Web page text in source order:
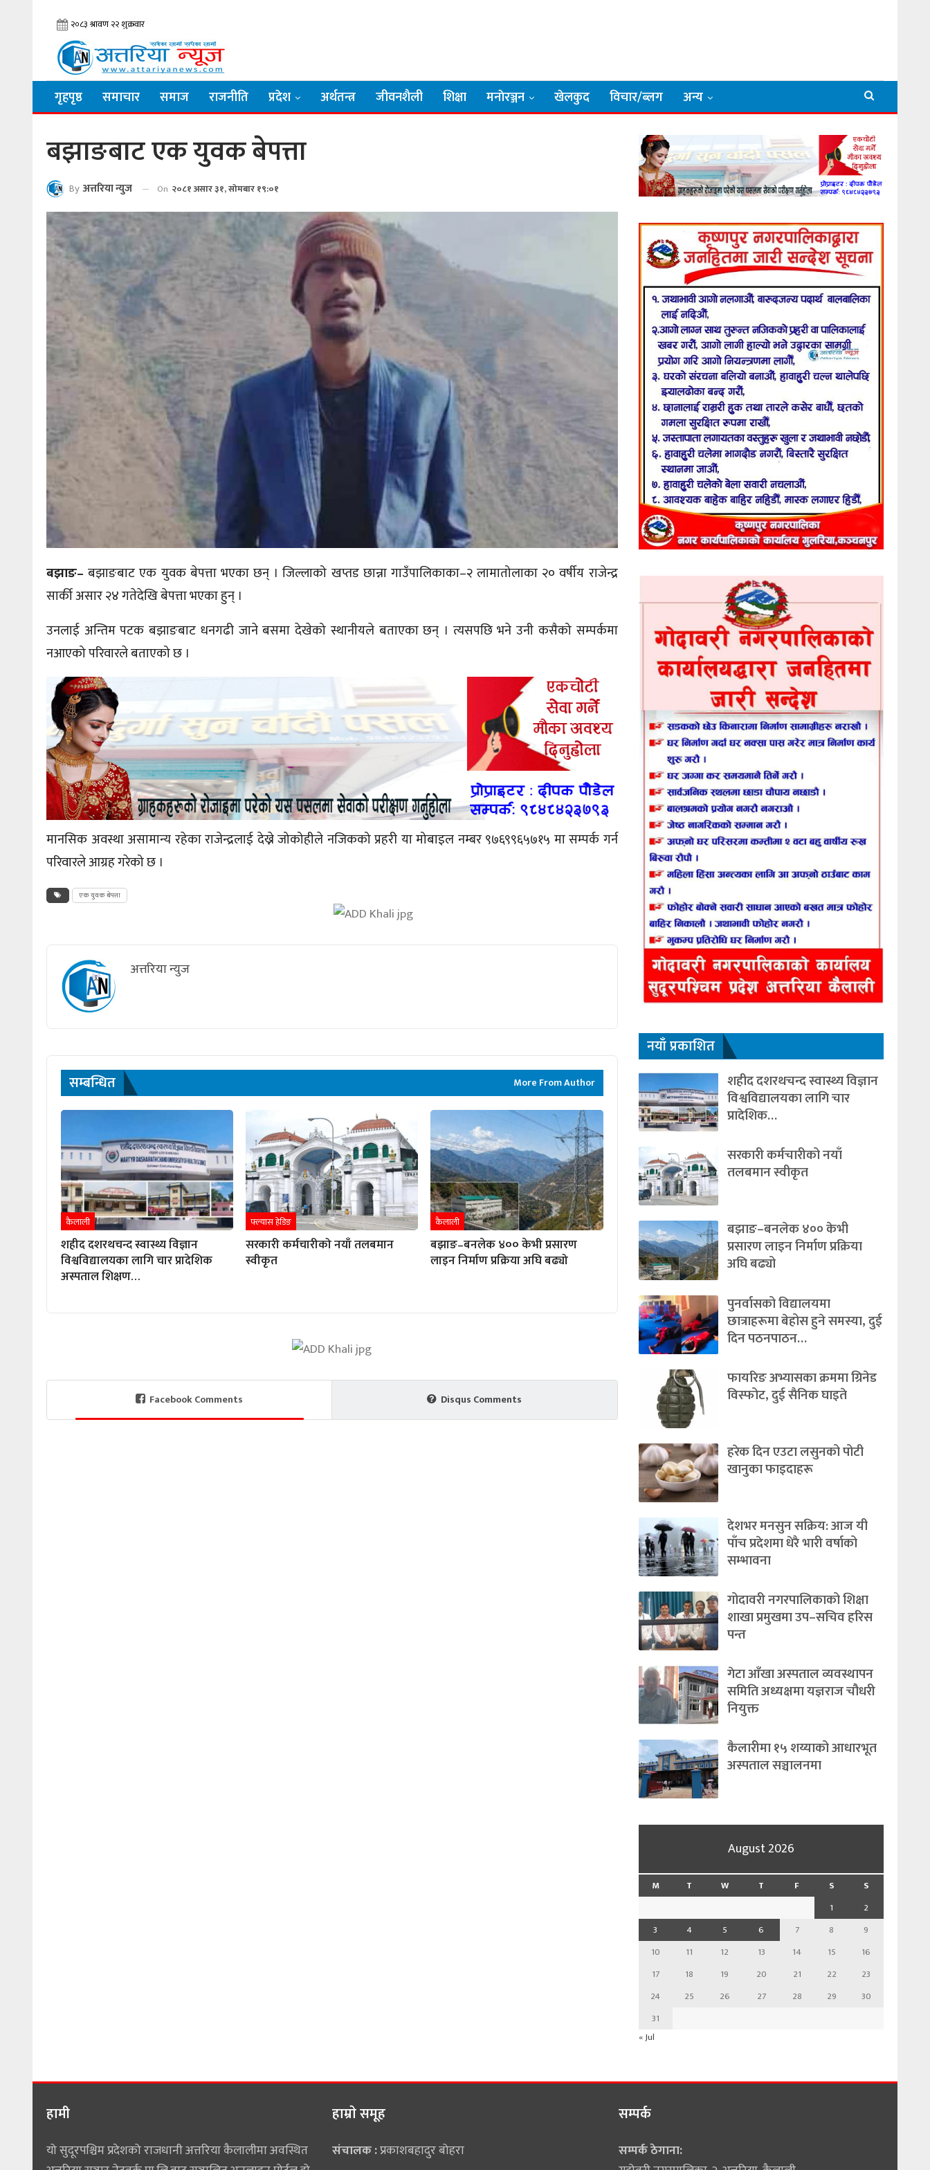
गृहपृष्ठ समाचार समाज राजनीति प्रदेश अर्थतन्त्र जीवनशैली शिक्षा मनाेरञ्जन खेलकुद विचार/ब्लग अन्य
बझाङबाट एक युवक बेपत्ता
By अत्तरिया न्युज On २०८१ असार ३१, सोमबार १९:०१
बझाङ– बझाङबाट एक युवक बेपत्ता भएका छन् । जिल्लाको खप्तड छान्नागाउँपालिकाका–२लामातोलाका २० वर्षीय राजेन्द्र
सार्की असार २४ गतेदेखि बेपत्ता भएका हुन् ।
उनलाई अन्तिम पटक बझाङबाट धनगढी जाने बसमा देखेको स्थानीयले बताएका छन् । त्यसपछि भने उनी कसैको सम्पर्कमा
नआएको परिवारले बताएको छ ।
मानसिक अवस्था असामान्य रहेका राजेन्द्रलाई देख्ने जोकोहीले नजिकको प्रहरी या मोबाइल नम्बर ९७६९९६५७१५ मा सम्पर्क गर्न
परिवारले आग्रह गरेको छ ।
एक युवक बेपत्ता
अत्तरिया न्युज
सम्बन्धित More From Author
कैलाली
शहीद दशरथचन्द स्वास्थ्य विज्ञान
विश्वविद्यालयका लागि चार प्रादेशिक
अस्पताल शिक्षण…
फ्ल्यास हेडिङ
सरकारी कर्मचारीको नयाँ तलबमान
स्वीकृत
कैलाली
बझाङ–बनलेक ४०० केभी प्रसारण
लाइन निर्माण प्रक्रिया अघि बढ्यो
Facebook Comments Disqus Comments
नयाँ प्रकाशित
शहीद दशरथचन्द स्वास्थ्य विज्ञान
विश्वविद्यालयका लागि चार
प्रादेशिक…
सरकारी कर्मचारीको नयाँ
तलबमान स्वीकृत
बझाङ–बनलेक ४०० केभी
प्रसारण लाइन निर्माण प्रक्रिया
अघि बढ्यो
पुनर्वासको विद्यालयमा
छात्राहरूमा बेहोस हुने समस्या, दुई
दिन पठनपाठन…
फायरिङ अभ्यासका क्रममा ग्रिनेड
विस्फोट, दुई सैनिक घाइते
हरेक दिन एउटा लसुनको पोटी
खानुका फाइदाहरू
देशभर मनसुन सक्रिय: आज यी
पाँच प्रदेशमा धेरै भारी वर्षाको
सम्भावना
गोदावरी नगरपालिकाको शिक्षा
शाखा प्रमुखमा उप–सचिव हरिस
पन्त
गेटा आँखा अस्पताल व्यवस्थापन
समिति अध्यक्षमा यज्ञराज चौधरी
नियुक्त
कैलारीमा १५ शय्याको आधारभूत
अस्पताल सञ्चालनमा
August 2026
M T W T F S
S
1
2
3
4 5 6 7 8
9
10
11 12 13 14 15
16
17
18 19 20 21 22
23
24
25 26 27 28 29
30
31
« Jul
हामी
यो सुदूरपश्चिम प्रदेशको राजधानी अत्तरिया कैलालीमा अवस्थित
हाम्राे समूह
संचालक :प्रकाशबहादुर बोहरा
सम्पर्क
सम्पर्क ठेगाना: